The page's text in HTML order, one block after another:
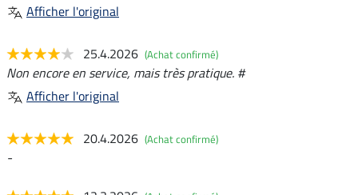
Afficher l'original
25.4.2026 (Achat confirmé)
Non encore en service, mais très pratique. #
Afficher l'original
20.4.2026 (Achat confirmé)
-